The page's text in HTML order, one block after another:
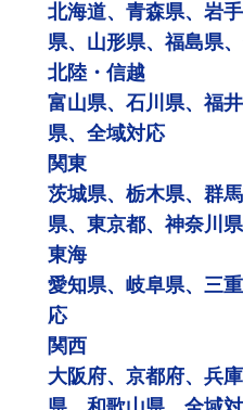
北海道、青森県、岩
県、山形県、福島県
北陸・信越
富山県、石川県、福
県、全域対応
関東
茨城県、栃木県、群
県、東京都、神奈川
東海
愛知県、岐阜県、三
応
関西
大阪府、京都府、兵